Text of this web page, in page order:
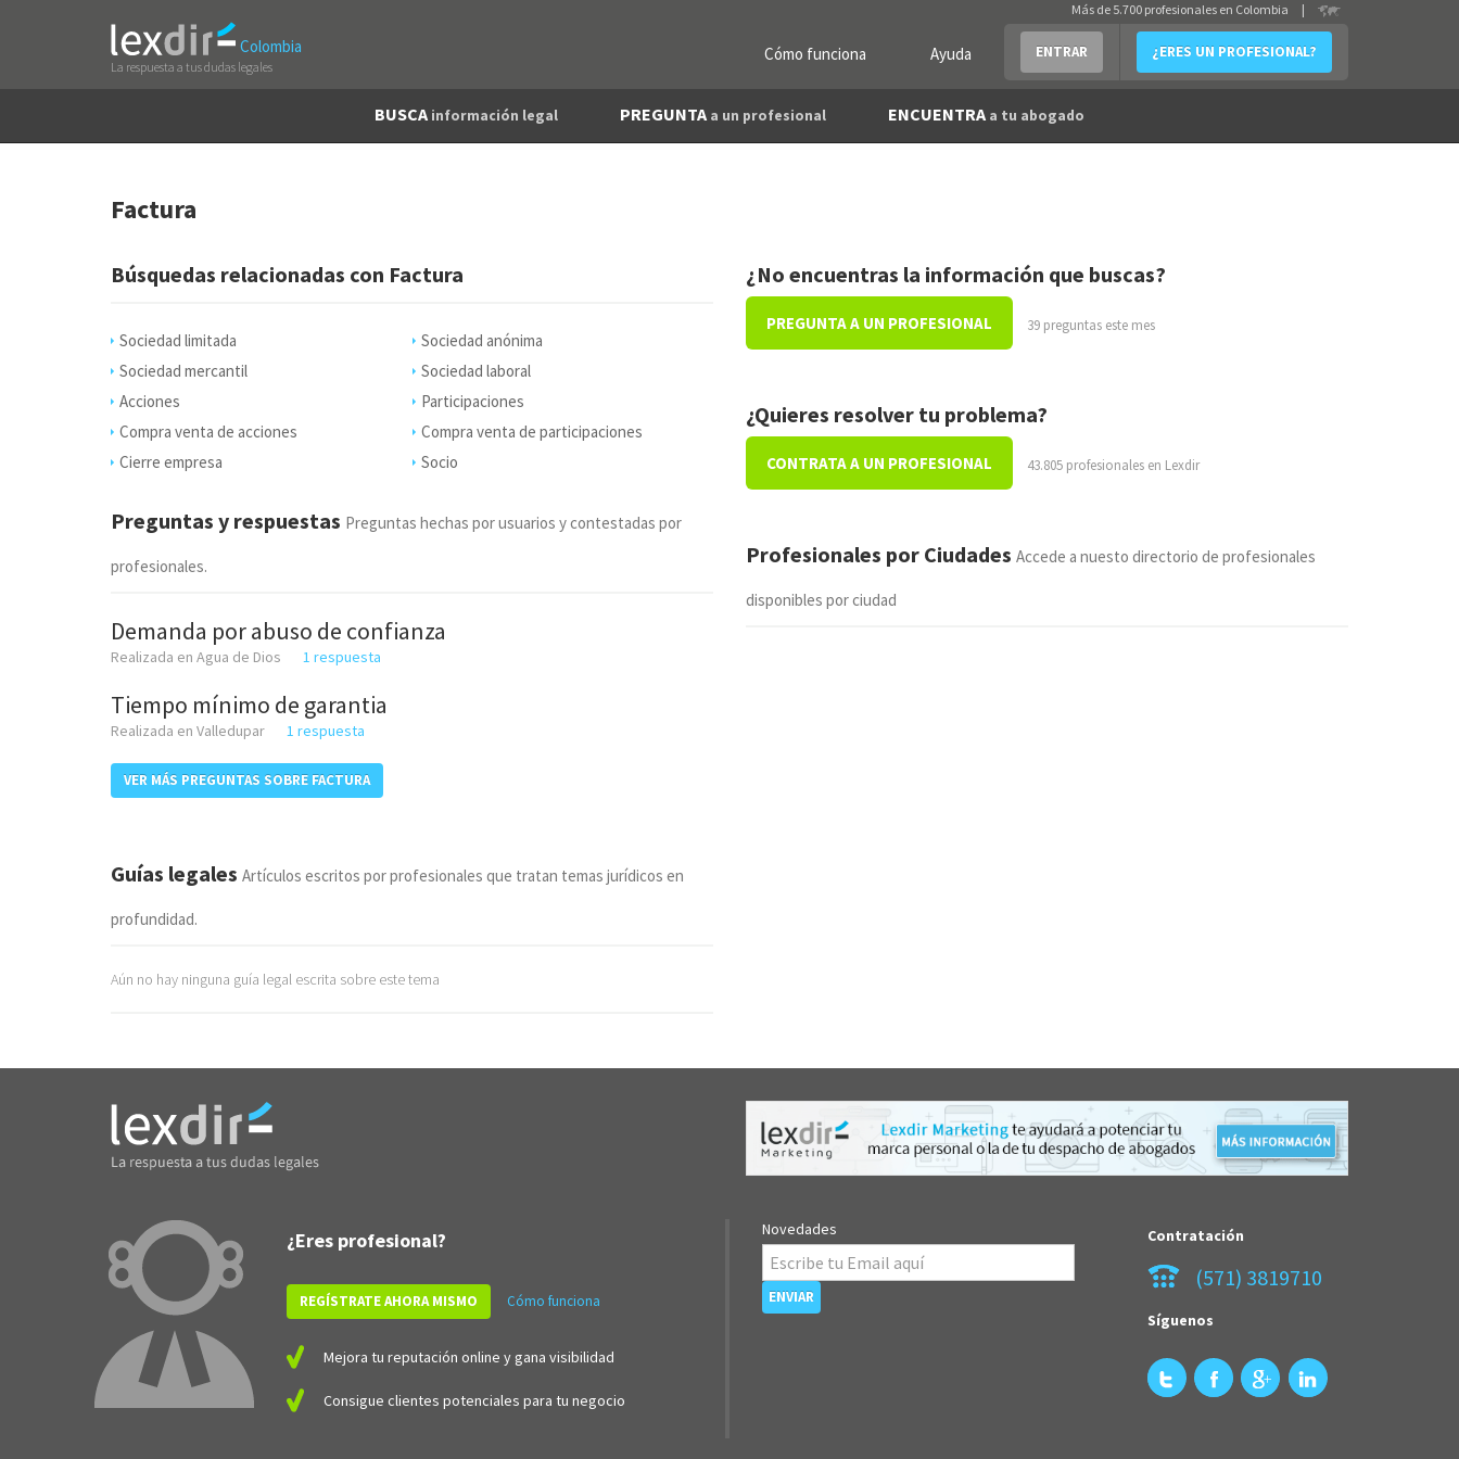
Colombia
La respuesta a tus dudas legales
Cómo funciona Ayuda ENTRAR ¿ERES UN PROFESIONAL?
Más de 5.700 profesionales en Colombia |
BUSCA información legal PREGUNTA a un profesional ENCUENTRA a tu abogado
Factura
Búsquedas relacionadas con Factura
Sociedad limitada
Sociedad anónima
Sociedad mercantil
Sociedad laboral
Acciones
Participaciones
Compra venta de acciones
Compra venta de participaciones
Cierre empresa
Socio
Preguntas y respuestas Preguntas hechas por usuarios y contestadas por
profesionales.
Demanda por abuso de confianza
Realizada en Agua de Dios 1 respuesta
Tiempo mínimo de garantia
Realizada en Valledupar 1 respuesta
VER MÁS PREGUNTAS SOBRE FACTURA
Guías legales Artículos escritos por profesionales que tratan temas jurídicos en
profundidad.
Aún no hay ninguna guía legal escrita sobre este tema
¿No encuentras la información que buscas?
PREGUNTA A UN PROFESIONAL 39 preguntas este mes
¿Quieres resolver tu problema?
CONTRATA A UN PROFESIONAL 43.805 profesionales en Lexdir
Profesionales por Ciudades Accede a nuesto directorio de profesionales
disponibles por ciudad
¿Eres profesional?
REGÍSTRATE AHORA MISMO Cómo funciona
Mejora tu reputación online y gana visibilidad
Consigue clientes potenciales para tu negocio
Novedades Contratación
(571) 3819710
Síguenos